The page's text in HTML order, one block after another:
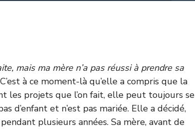
mais ma mère n’a pas réussi à prendre sa
à ce moment-là qu’elle a compris que la
les projets que l’on fait, elle peut toujours se
d’enfant et n’est pas mariée. Elle a décidé,
plusieurs années. Sa mère, avant de